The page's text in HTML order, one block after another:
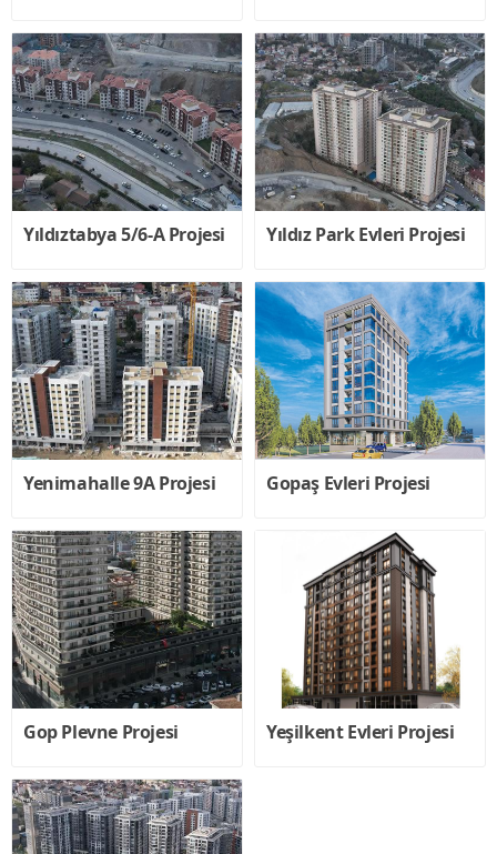
İletişim
0212
609
2525
Yıldıztabya 5/6-A Projesi Yıldız Park Evleri Projesi
Yenimahalle 9A Projesi Gopaş Evleri Projesi
Gop Plevne Projesi Yeşilkent Evleri Projesi